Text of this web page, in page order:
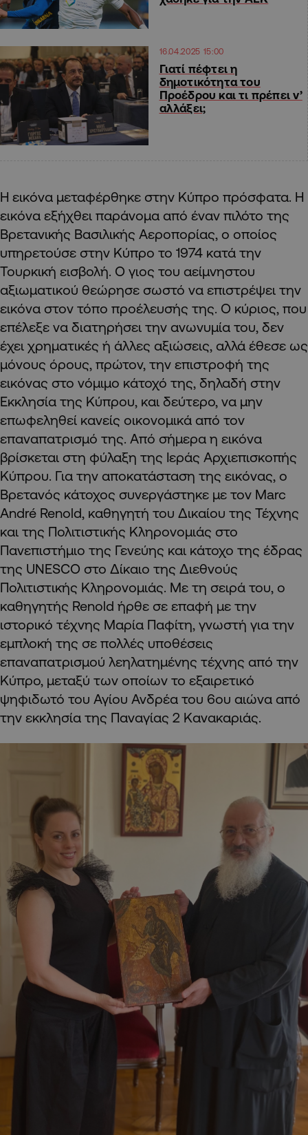
16.04.2025 15:00
Γιατί πέφτει η
δημοτικότητα του
Προέδρου και τι πρέπει ν’
αλλάξει;
Η εικόνα μεταφέρθηκε στην Κύπρο πρόσφατα. Η
εικόνα εξήχθει παράνομα από έναν πιλότο της
Βρετανικής Βασιλικής Αεροπορίας, ο οποίος
υπηρετούσε στην Κύπρο το 1974 κατά την
Τουρκική εισβολή. Ο γιος του αείμνηστου
αξιωματικού θεώρησε σωστό να επιστρέψει την
εικόνα στον τόπο προέλευσής της. Ο κύριος, που
επέλεξε να διατηρήσει την ανωνυμία του, δεν
έχει χρηματικές ή άλλες αξιώσεις, αλλά έθεσε ως
μόνους όρους, πρώτον, την επιστροφή της
εικόνας στο νόμιμο κάτοχό της, δηλαδή στην
Εκκλησία της Κύπρου, και δεύτερο, να μην
επωφεληθεί κανείς οικονομικά από τον
επαναπατρισμό της. Από σήμερα η εικόνα
βρίσκεται στη φύλαξη της Ιεράς Αρχιεπισκοπής
Κύπρου. Για την αποκατάσταση της εικόνας, ο
Βρετανός κάτοχος συνεργάστηκε με τον Marc
André Renold, καθηγητή του Δικαίου της Τέχνης
και της Πολιτιστικής Κληρονομιάς στο
Πανεπιστήμιο της Γενεύης και κάτοχο της έδρας
της UNESCO στο Δίκαιο της Διεθνούς
Πολιτιστικής Κληρονομιάς. Με τη σειρά του, ο
καθηγητής Renold ήρθε σε επαφή με την
ιστορικό τέχνης Μαρία Παφίτη, γνωστή για την
εμπλοκή της σε πολλές υποθέσεις
επαναπατρισμού λεηλατημένης τέχνης από την
Κύπρο, μεταξύ των οποίων το εξαιρετικό
ψηφιδωτό του Αγίου Ανδρέα του 6ου αιώνα από
την εκκλησία της Παναγίας 2 Κανακαριάς.